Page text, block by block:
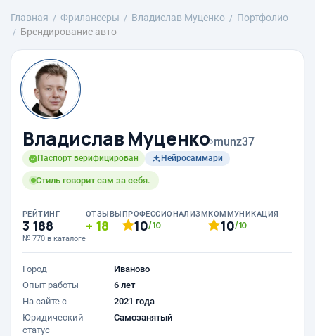
Главная Фрилансеры Владислав Муценко
Портфолио
Брендирование авто
Владислав Муценко›munz37
Паспорт верифицирован Нейросаммари
Стиль говорит сам за себя.
РЕЙТИНГ
3 188
№ 770 в каталоге
ОТЗЫВЫ
18
ПРОФЕССИОНАЛИЗМ
10/10
КОММУНИКАЦИЯ
10/10
Город
Иваново
Опыт работы
6 лет
На сайте с
2021 года
Юридический
статус
Самозанятый